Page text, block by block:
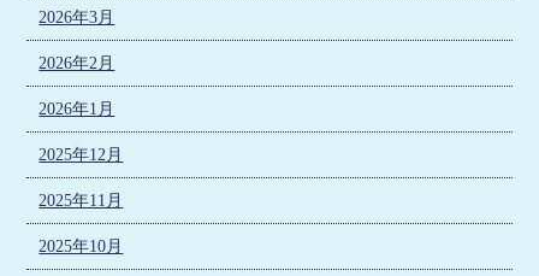
2026年3月
2026年2月
2026年1月
2025年12月
2025年11月
2025年10月